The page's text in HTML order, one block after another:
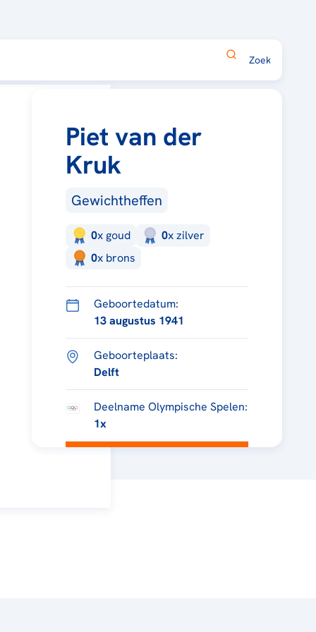
Piet van der
Kruk
Gewichtheffen
0x goud 0xzilver
0x brons
Geboortedatum:
13 augustus 1941
Geboorteplaats:
Delft
Deelname Olympische Spelen:
1x